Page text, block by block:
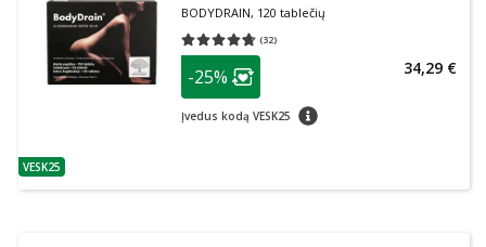
patarimas
VESK25
BODYDRAIN, 120 tablečių
(32)
Vidutinis įvertinimas 4.69
patarimas
Lojalumo klubo narių nuolaida
-25%
Įvedus kodą VESK25 patarimas
34,29 €